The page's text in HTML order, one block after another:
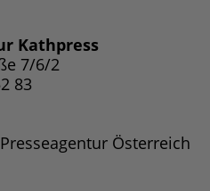
Kathpress
7/6/2
83
Österreich